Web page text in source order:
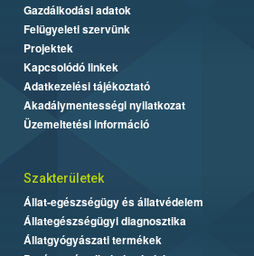
Gazdálkodási adatok
Felügyeleti szervünk
Projektek
Kapcsolódó linkek
Adatkezelési tájékoztató
Akadálymentességi nyilatkozat
Üzemeltetési információ
Szakterületek
Állat-egészségügy és állatvédelem
Állategészségügyi diagnosztika
Állatgyógyászati termékek